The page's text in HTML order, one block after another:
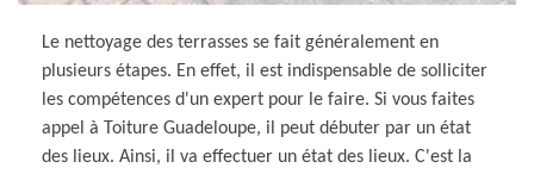
Le nettoyage des terrasses se fait généralement en
plusieurs étapes. En effet, il est indispensable de solliciter
les compétences d'un expert pour le faire. Si vous faites
appel à Toiture Guadeloupe, il peut débuter par un état
des lieux. Ainsi, il va effectuer un état des lieux. C'est la